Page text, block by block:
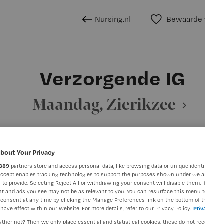
Nursing.nl
Verzorgende IG
Maandag, Zierikzee
BRANCHE
Instelling/tehuis Niet
DIENSTVERBAND
Niet nader bepaald
Your Privacy
partners store and access personal data, like browsing data or unique
enables tracking technologies to support the purposes shown under we
to provide. Selecting Reject All or withdrawing your consent will disable them.
and ads you see may not be as relevant to you. You can resurface this menu
at any time by clicking the Manage Preferences link on the bottom of
effect within our Website. For more details, refer to our Privacy Policy.
not? Then we only place essential and statistical cookies, these do not